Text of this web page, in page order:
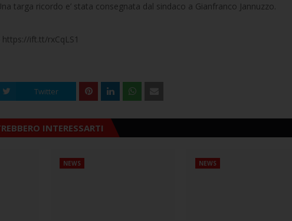
targa ricordo e’ stata consegnata dal sindaco a Gianfranco Jannuzzo.
ift.tt/rxCqLS1
Twitter
INTERESSARTI
NEWS NEWS